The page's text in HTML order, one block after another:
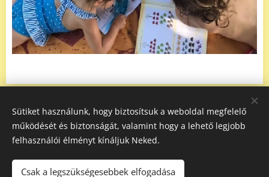
Sütiket használunk, hogy biztosítsuk a weboldal megfelelő
működését és biztonságát, valamint hogy a lehető legjobb
felhasználói élményt kínáljuk Neked.
Csak a legszükségesebbek elfogadása